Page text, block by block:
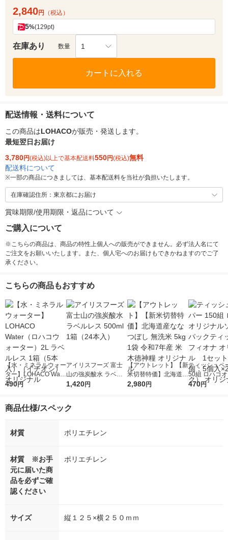
2,840円 （税込）
5%(129pt)
在庫あり 数量 1
カートに入れる
配送情報・送料について
この商品はLOHACOが販売・発送します。
最短翌日お届け
3,780円(税込)以上で基本配送料550円(税込)無料
配送料について
※一部の商品につきましては、基本配送料を当社が負担いたします。
在庫確認住所：東京都にお届け
賞味期限/使用期限・返品について
ご購入について
※こちらの商品は、商品の特性上個人への販売ができません。必ず法人名にて
ご注文をお願いいたします。また、個人宅へのお届けもできかねますのでご了
承ください。
こちらの商品もおすすめ
【水・ミネラルウォー
ター】LOHACO Wate
r（ロハコウォータ
シ） オリジナル
490円
アイリスフーズ 富士
山の強炭酸水 ラベル
レス 500ml 1箱（24
1,420円
【アウトレット】【新
米切替特価】北海道産
ななつぼし 無洗米 5k
2,980円
ティッシュペ
50組 ロハコ
ルソフトパッ
470円
商品仕様/スペック
材質 ポリエチレン
材質 ※お手
元に届いた商
品を必ずご確
認ください
ポリエチレン
サイズ 縦１２５×横２５０ｍｍ